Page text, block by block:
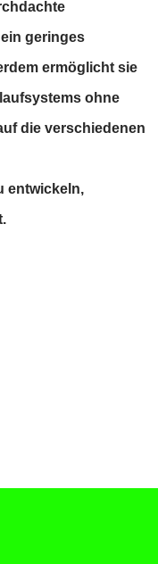
geringes
ermöglicht sie
ohne
die verschiedenen
entwickeln,